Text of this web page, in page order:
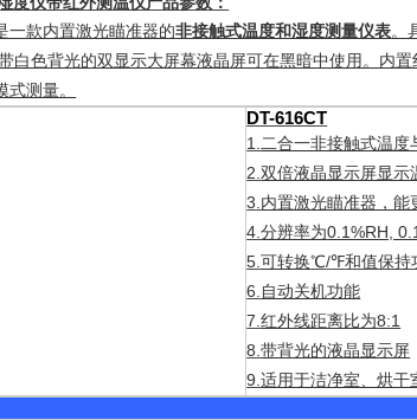
一款内置激光瞄准器的非接触式温度和湿度测量仪表。
白色背光的双显示大屏幕液晶屏可在黑暗中使用。内置
式测量。
DT-616CT
1. 二合一非接触式温度
2.双倍液晶显示屏显示
3. 内置激光瞄准器，能
4.分辨率为0.1%RH,
5.可转换℃/℉和值保持
6. 自动关机功能
7.红外线距离比为8:1
8.带背光的液晶显示屏
9.适用于洁净室、烘干